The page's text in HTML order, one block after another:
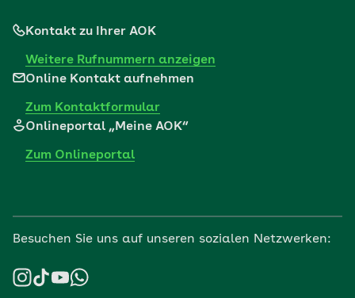
Kontakt zu Ihrer AOK
Weitere Rufnummern anzeigen
Online Kontakt aufnehmen
Zum Kontaktformular
Onlineportal „Meine AOK“
Zum Onlineportal
Besuchen Sie uns auf unseren sozialen Netzwerken: